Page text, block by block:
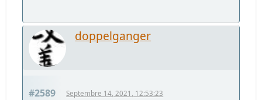
doppelganger
#2589 Septembre 14, 2021, 12:53:23